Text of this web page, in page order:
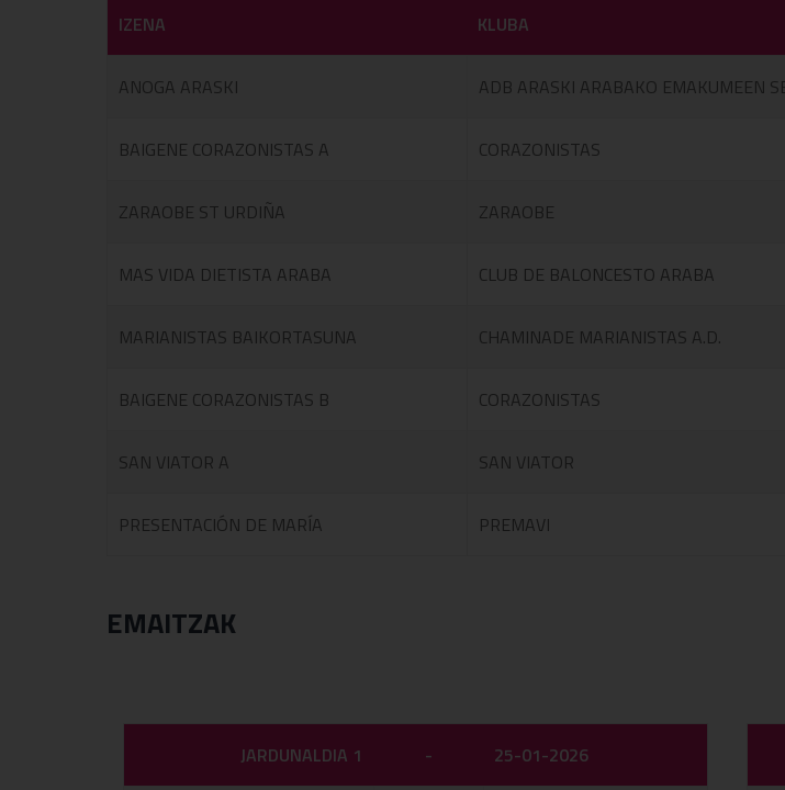
IZENA KLUBA
ANOGA ARASKI ADB ARASKI ARABAKO EMAKUMEEN
BAIGENE CORAZONISTAS A CORAZONISTAS
ZARAOBE ST URDIÑA ZARAOBE
MAS VIDA DIETISTA ARABA CLUB DE BALONCESTO ARABA
MARIANISTAS BAIKORTASUNA CHAMINADE MARIANISTAS A.D.
BAIGENE CORAZONISTAS B CORAZONISTAS
SAN VIATOR A SAN VIATOR
PRESENTACIÓN DE MARÍA PREMAVI
EMAITZAK
JARDUNALDIA 1 - 25-01-2026